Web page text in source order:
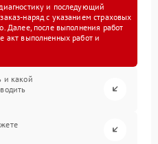
и последующий
наряд с указанием страховых
Далее, после выполнения работ
акт выполненных работ и
и какой